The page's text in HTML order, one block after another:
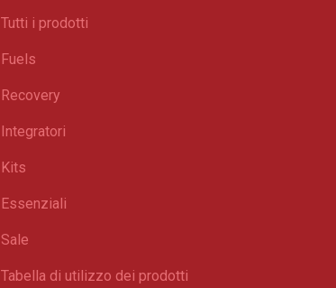
Tutti i prodotti
Fuels
Recovery
Integratori
Kits
Essenziali
Sale
Tabella di utilizzo dei prodotti